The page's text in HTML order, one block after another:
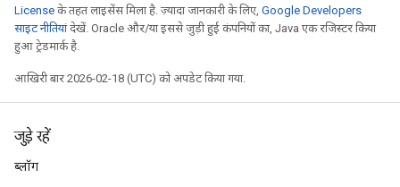
License के तहत लाइसेंस मिला है. ज़्यादा जानकारी के लिए, Google Developers
साइट नीतियांदेखें. Oracle और/या इससे जुड़ी हुई कंपनियों का, Java एक रजिस्टर किया
हुआ ट्रेडमार्क है.
आखिरी बार 2026-02-18 (UTC) को अपडेट किया गया.
जुड़े रहें
ब्लॉग